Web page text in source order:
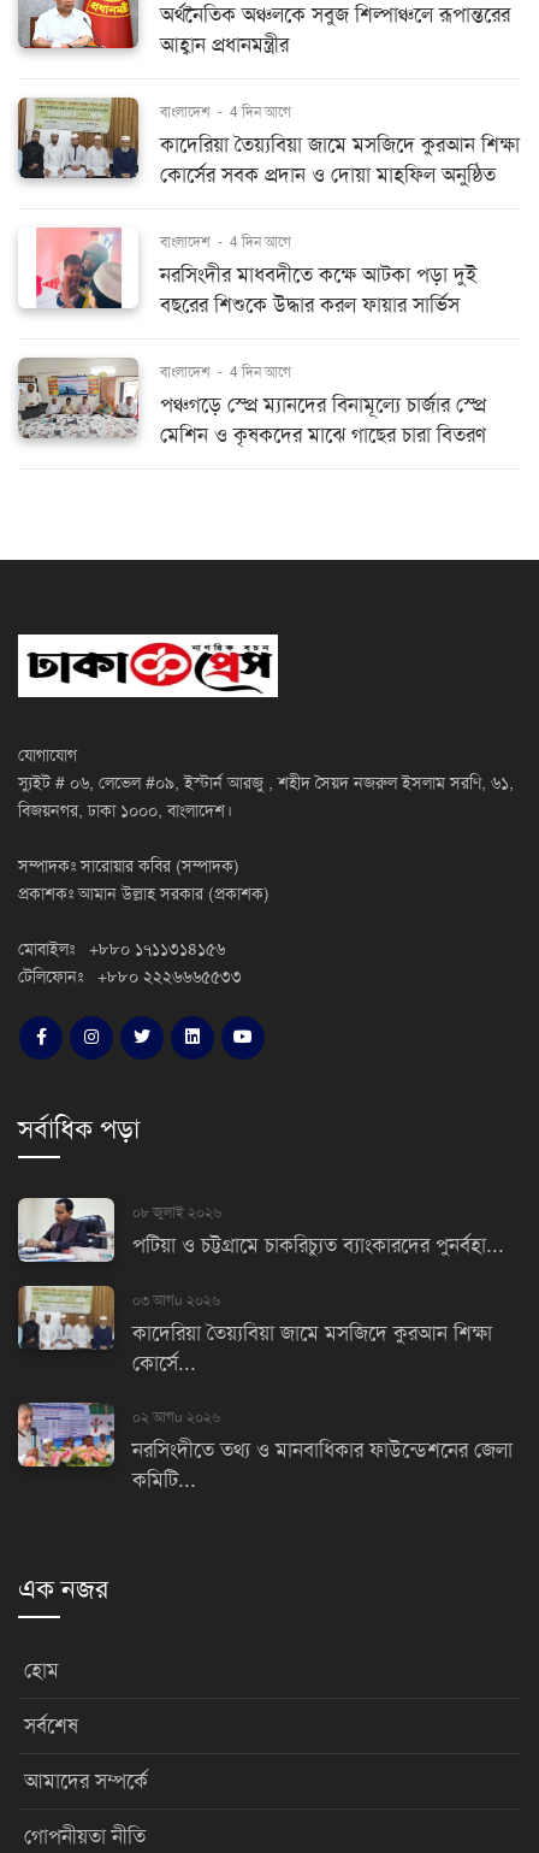
অর্থনৈতিক অঞ্চলকে সবুজ শিল্পাঞ্চলে রূপান্তরের
আহ্বান প্রধানমন্ত্রীর
বাংলাদেশ - 4 দিন আগে
কাদেরিয়া তৈয়্যবিয়া জামে মসজিদে কুরআন শিক্ষা
কোর্সের সবক প্রদান ও দোয়া মাহফিল অনুষ্ঠিত
বাংলাদেশ - 4 দিন আগে
নরসিংদীর মাধবদীতে কক্ষে আটকা পড়া দুই
বছরের শিশুকে উদ্ধার করল ফায়ার সার্ভিস
বাংলাদেশ - 4 দিন আগে
পঞ্চগড়ে স্প্রে ম্যানদের বিনামূল্যে চার্জার স্প্রে
মেশিন ও কৃষকদের মাঝে গাছের চারা বিতরণ
যোগাযোগ
স্যুইট # ০৬, লেভেল #০৯, ইস্টার্ন আরজু , শহীদ সৈয়দ নজরুল ইসলাম সরণি, ৬১,
বিজয়নগর, ঢাকা ১০০০, বাংলাদেশ।
সম্পাদকঃ সারোয়ার কবির (সম্পাদক)
প্রকাশকঃ আমান উল্লাহ সরকার (প্রকাশক)
মোবাইলঃ +৮৮০ ১৭১১৩১৪১৫৬
টেলিফোনঃ +৮৮০ ২২২৬৬৬৫৫৩৩
সর্বাধিক পড়া
০৮ জুলাই ২০২৬
পটিয়া ও চট্টগ্রামে চাকরিচ্যুত ব্যাংকারদের পুনর্বহা...
০৩ আগu ২০২৬
কাদেরিয়া তৈয়্যবিয়া জামে মসজিদে কুরআন শিক্ষা
কোর্সে...
০২ আগu ২০২৬
নরসিংদীতে তথ্য ও মানবাধিকার ফাউন্ডেশনের জেলা
কমিটি...
এক নজর
হোম
সর্বশেষ
আমাদের সম্পর্কে
গোপনীয়তা নীতি